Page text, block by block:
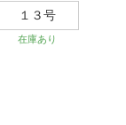
１３号
在庫あり